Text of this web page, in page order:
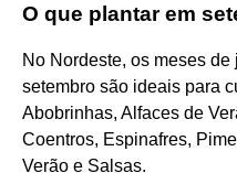
O que plantar em
No Nordeste, os meses
setembro são ideais para
Abobrinhas, Alfaces de
Coentros, Espinafres,
Verão e Salsas.